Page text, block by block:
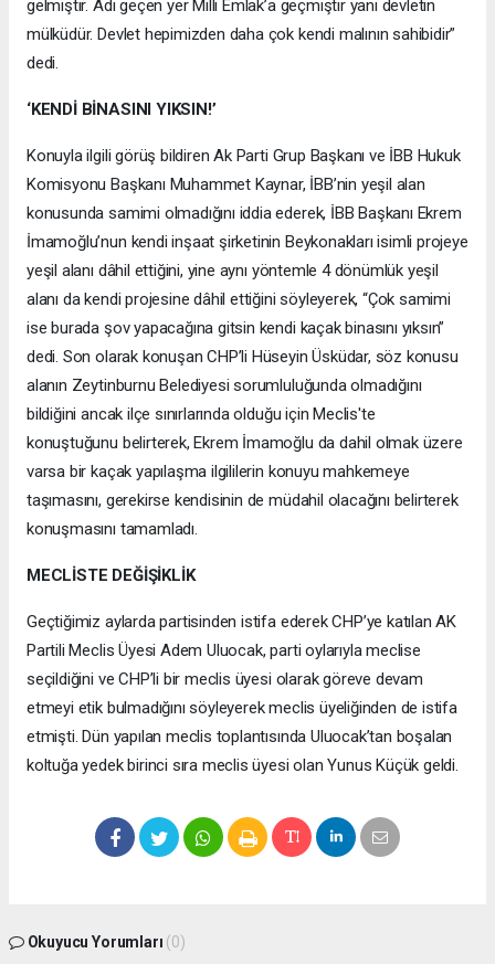
gelmiştir. Adı geçen yer Milli Emlak’a geçmiştir yani devletin
mülküdür. Devlet hepimizden daha çok kendi malının sahibidir”
dedi.
‘KENDİ BİNASINI YIKSIN!’
Konuyla ilgili görüş bildiren Ak Parti Grup Başkanı ve İBB Hukuk
Komisyonu Başkanı Muhammet Kaynar, İBB’nin yeşil alan
konusunda samimi olmadığını iddia ederek, İBB Başkanı Ekrem
İmamoğlu’nun kendi inşaat şirketinin Beykonakları isimli projeye
yeşil alanı dâhil ettiğini, yine aynı yöntemle 4 dönümlük yeşil
alanı da kendi projesine dâhil ettiğini söyleyerek, “Çok samimi
ise burada şov yapacağına gitsin kendi kaçak binasını yıksın”
dedi. Son olarak konuşan CHP’li Hüseyin Üsküdar, söz konusu
alanın Zeytinburnu Belediyesi sorumluluğunda olmadığını
bildiğini ancak ilçe sınırlarında olduğu için Meclis'te
konuştuğunu belirterek, Ekrem İmamoğlu da dahil olmak üzere
varsa bir kaçak yapılaşma ilgililerin konuyu mahkemeye
taşımasını, gerekirse kendisinin de müdahil olacağını belirterek
konuşmasını tamamladı.
MECLİSTE DEĞİŞİKLİK
Geçtiğimiz aylarda partisinden istifa ederek CHP’ye katılan AK
Partili Meclis Üyesi Adem Uluocak, parti oylarıyla meclise
seçildiğini ve CHP’li bir meclis üyesi olarak göreve devam
etmeyi etik bulmadığını söyleyerek meclis üyeliğinden de istifa
etmişti. Dün yapılan meclis toplantısında Uluocak’tan boşalan
koltuğa yedek birinci sıra meclis üyesi olan Yunus Küçük geldi.
Okuyucu Yorumları (0)